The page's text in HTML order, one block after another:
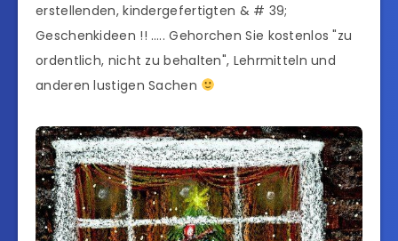
erstellenden, kindergefertigten & # 39;
Geschenkideen !! ….. Gehorchen Sie kostenlos "zu
ordentlich, nicht zu behalten", Lehrmitteln und
anderen lustigen Sachen